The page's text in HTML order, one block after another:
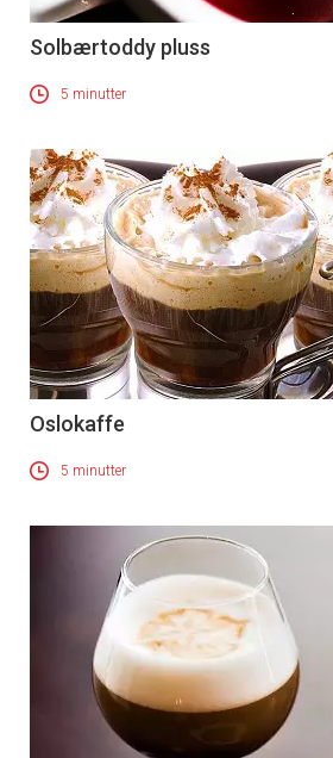
Solbærtoddy pluss
5 minutter
Oslokaffe
5 minutter